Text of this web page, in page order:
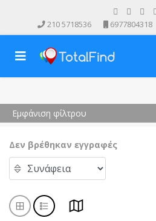
210 5718536 6977804318
Εμφάνιση φίλτρου
Δεν βρέθηκαν εγγραφές